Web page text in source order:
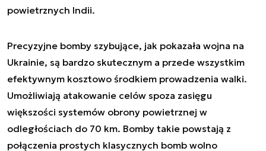
powietrznych Indii.
Precyzyjne bomby szybujące, jak pokazała wojna na
Ukrainie, są bardzo skutecznym a przede wszystkim
efektywnym kosztowo środkiem prowadzenia walki.
Umożliwiają atakowanie celów spoza zasięgu
większości systemów obrony powietrznej w
odległościach do 70 km. Bomby takie powstają z
połączenia prostych klasycznych bomb wolno